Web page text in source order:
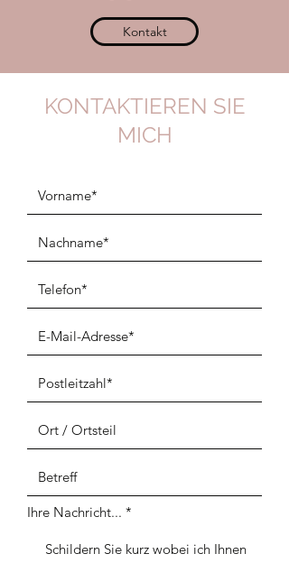
Kontakt
KONTAKTIEREN SIE
MICH
Ihre Nachricht...